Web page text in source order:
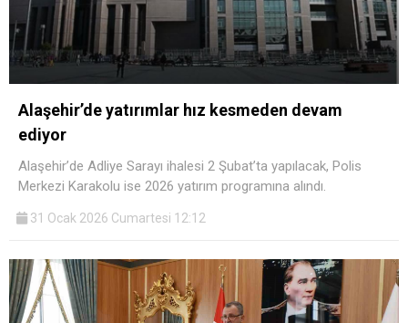
Alaşehir’de yatırımlar hız kesmeden devam
ediyor
Alaşehir’de Adliye Sarayı ihalesi 2 Şubat’ta yapılacak, Polis
Merkezi Karakolu ise 2026 yatırım programına alındı.
31 Ocak 2026 Cumartesi 12:12